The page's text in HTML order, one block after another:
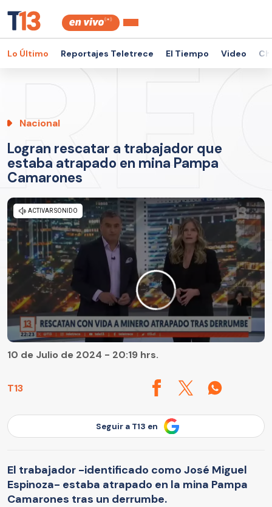
Lo Último Reportajes Teletrece El Tiempo Video
Nacional
Logran rescatar a trabajador que
estaba atrapado en mina Pampa
Camarones
T13
10 de Julio de 2024 - 20:19 hrs.
Seguir a T13 en
El trabajador -identificado como José Miguel
Espinoza- estaba atrapado en la mina Pampa
Camarones tras un derrumbe.